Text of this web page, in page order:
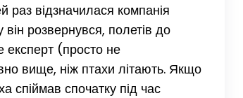
раз відзначилася компанія
розвернувся, полетів до
експерт (просто не
вище, ніж птахи літають. Якщо
спіймав спочатку під час